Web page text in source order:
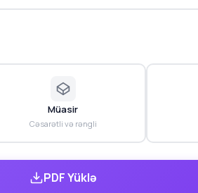
Müasir
Cəsarətli və rəngli
PDF Yüklə